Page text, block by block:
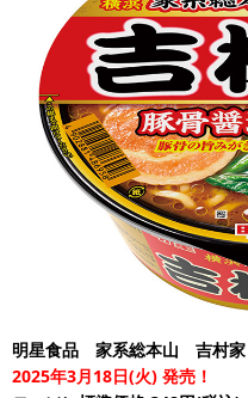
明星食品 家系総本山 吉村
2025年3月18日(火) 発売！